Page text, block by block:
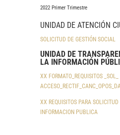
2022 Primer Trimestre
UNIDAD DE ATENCIÓN
SOLICITUD DE GESTIÓN SOCIAL
UNIDAD DE
LA INFORMACIÓN
XX FORMATO_REQUISITOS _SOL_
XX REQUISITOS PARA
INFORMACION PUBLICA